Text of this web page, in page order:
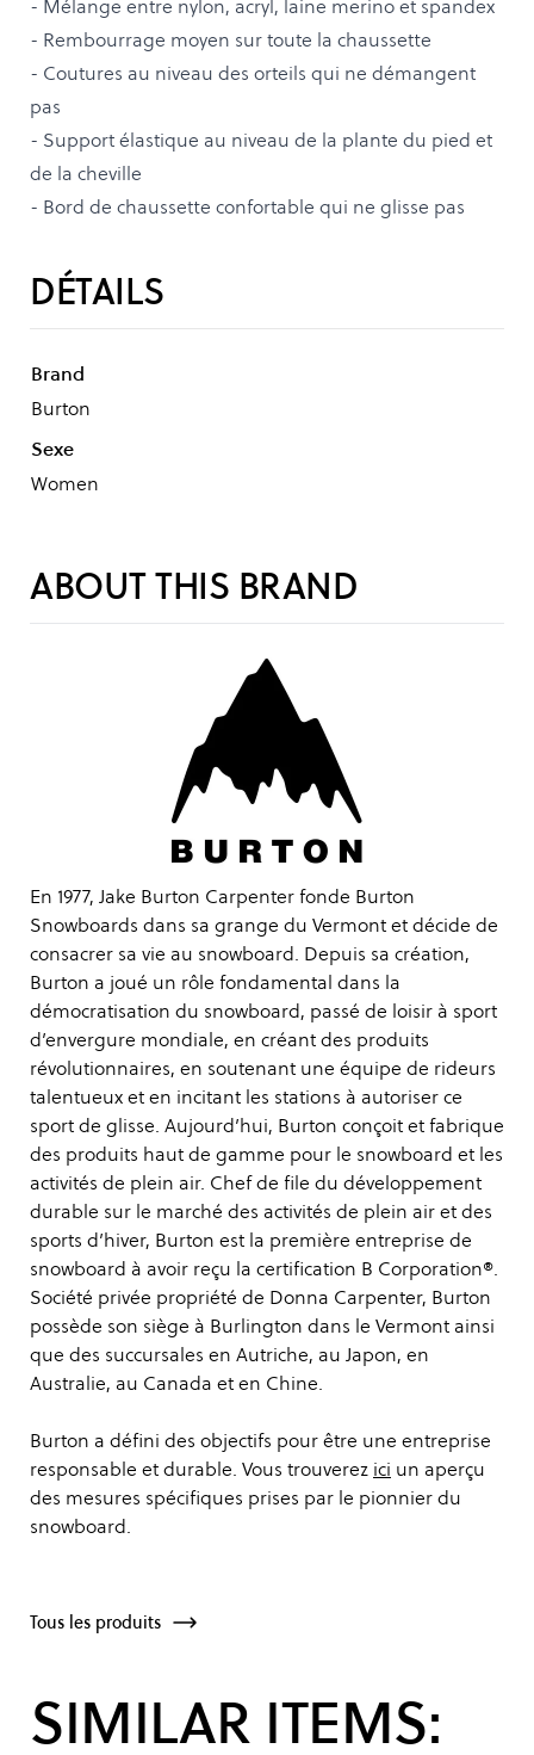
- Mélange entre nylon, acryl, laine merino et spandex
- Rembourrage moyen sur toute la chaussette
- Coutures au niveau des orteils qui ne démangent
pas
- Support élastique au niveau de la plante du pied et
de la cheville
- Bord de chaussette confortable qui ne glisse pas
DÉTAILS
Brand
Burton
Sexe
Women
ABOUT THIS BRAND
En 1977, Jake Burton Carpenter fonde Burton
Snowboards dans sa grange du Vermont et décide de
consacrer sa vie au snowboard. Depuis sa création,
Burton a joué un rôle fondamental dans la
démocratisation du snowboard, passé de loisir à sport
d’envergure mondiale, en créant des produits
révolutionnaires, en soutenant une équipe de rideurs
talentueux et en incitant les stations à autoriser ce
sport de glisse. Aujourd’hui, Burton conçoit et fabrique
des produits haut de gamme pour le snowboard et les
activités de plein air. Chef de file du développement
durable sur le marché des activités de plein air et des
sports d’hiver, Burton est la première entreprise de
snowboard à avoir reçu la certification B Corporation®.
Société privée propriété de Donna Carpenter, Burton
possède son siège à Burlington dans le Vermont ainsi
que des succursales en Autriche, au Japon, en
Australie, au Canada et en Chine.
Burton a défini des objectifs pour être une entreprise
responsable et durable. Vous trouverez ici un aperçu
des mesures spécifiques prises par le pionnier du
snowboard.
Tous les produits
SIMILAR ITEMS: